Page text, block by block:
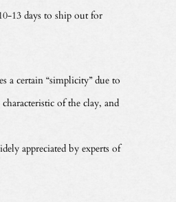
13 days to ship out for
a certain “simplicity” due to
of the clay, and
appreciated by experts of